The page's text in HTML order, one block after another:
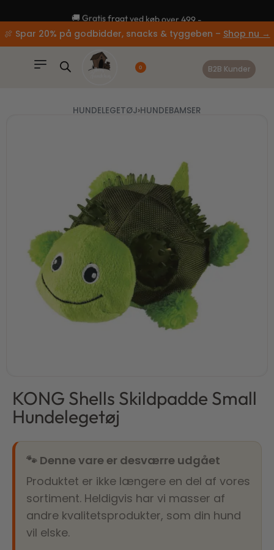
🍖 Spar 20% på godbidder, snacks & tyggeben – Shop nu →
0 B2B Kunder
HUNDELEGETØJ›HUNDEBAMSER
KONG Shells Skildpadde Small
Hundelegetøj
🐾 Denne vare er desværre udgået
Produktet er ikke længere en del af vores
sortiment. Heldigvis har vi masser af
andre kvalitetsprodukter, som din hund
vil elske.